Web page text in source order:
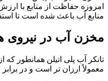
امروزه حفاظت از منابع با
منابع آب باعث شده است تا
مخزن آب در نیروی
تانکر آب پلی اتیلن همانطور
معمولاً ارزان تر است و در